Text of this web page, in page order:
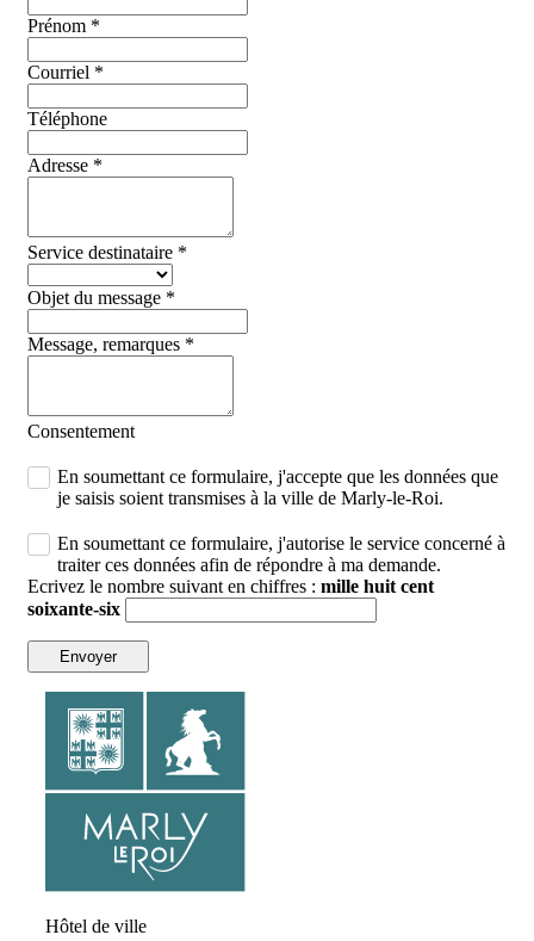
Prénom *
Courriel *
Téléphone
Adresse *
Service destinataire *
Objet du message *
Message, remarques *
Consentement
En soumettant ce formulaire, j'accepte que les données que
je saisis soient transmises à la ville de Marly-le-Roi.
En soumettant ce formulaire, j'autorise le service concerné à
traiter ces données afin de répondre à ma demande.
Ecrivez le nombre suivant en chiffres : mille huit cent
soixante-six
Envoyer
Hôtel de ville